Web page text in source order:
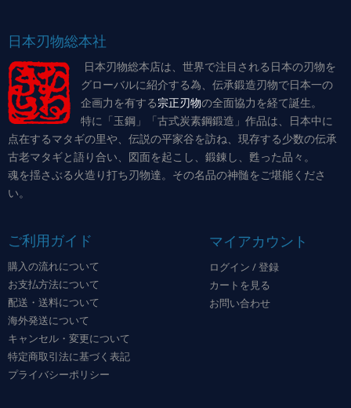
日本刃物総本社
日本刃物総本店は、世界で注目される日本の刃物を
グローバルに紹介する為、伝承鍛造刃物で日本一の
企画力を有する宗正刃物の全面協力を経て誕生。
特に「玉鋼」「古式炭素鋼鍛造」作品は、日本中に
点在するマタギの里や、伝説の平家谷を訪ね、現存する少数の伝承
古老マタギと語り合い、図面を起こし、鍛錬し、甦った品々。
魂を揺さぶる火造り打ち刃物達。その名品の神髄をご堪能くださ
い。
ご利用ガイド
購入の流れについて
お支払方法について
配送・送料について
海外発送について
キャンセル・変更について
特定商取引法に基づく表記
プライバシーポリシー
マイアカウント
ログイン / 登録
カートを見る
お問い合わせ